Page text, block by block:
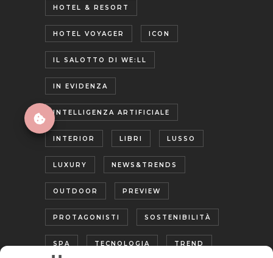
HOTEL & RESORT
HOTEL VOYAGER ICON
IL SALOTTO DI WE:LL
IN EVIDENZA
INTELLIGENZA ARTIFICIALE
INTERIOR LIBRI LUSSO
LUXURY NEWS&TRENDS
OUTDOOR PREVIEW
PROTAGONISTI SOSTENIBILITÀ
SPA TECNOLOGIA TREND